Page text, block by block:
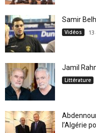
Samir
Vidéos
Jamil
Littérature
l’Algérie